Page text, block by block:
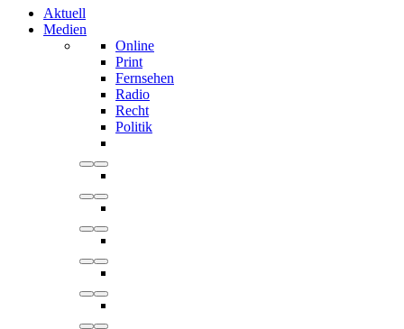
Aktuell
Medien
Online
Print
Fernsehen
Radio
Recht
Politik